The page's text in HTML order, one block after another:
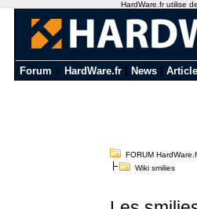
Forum HardWare.fr News
FORUM
Wiki smilies
HardWare.fr utilise